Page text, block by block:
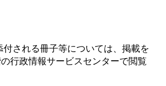
される冊子等については、掲載を
行政情報サービスセンターで閲覧